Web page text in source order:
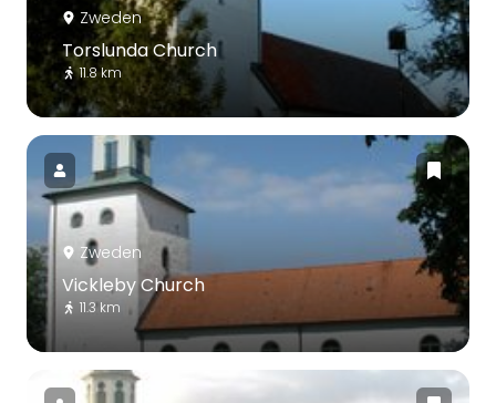
Zweden
Torslunda Church
11.8 km
Zweden
Vickleby Church
11.3 km